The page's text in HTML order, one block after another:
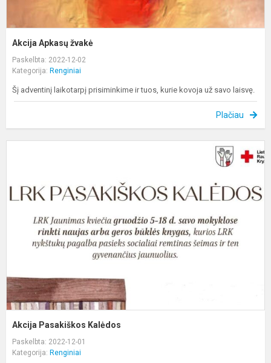
Akcija Apkasų žvakė
Paskelbta: 2022-12-02
Kategorija: Renginiai
Šį adventinį laikotarpį prisiminkime ir tuos, kurie kovoja už savo laisvę.
Plačiau
Akcija Pasakiškos Kalėdos
Paskelbta: 2022-12-01
Kategorija: Renginiai